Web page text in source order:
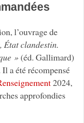
l’ouvrage de
État clandestin.
»(éd. Gallimard)
a été récompensé
2024,
approfondies